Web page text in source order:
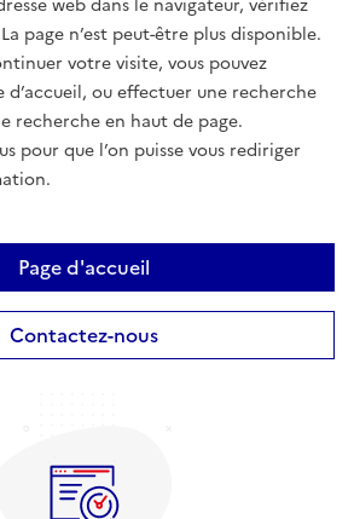
web dans le navigateur, vérifiez
page n’est peut-être plus disponible.
votre visite, vous pouvez
ou effectuer une recherche
recherche en haut de page.
pour que l’on puisse vous rediriger
Page d'accueil
Contactez-nous